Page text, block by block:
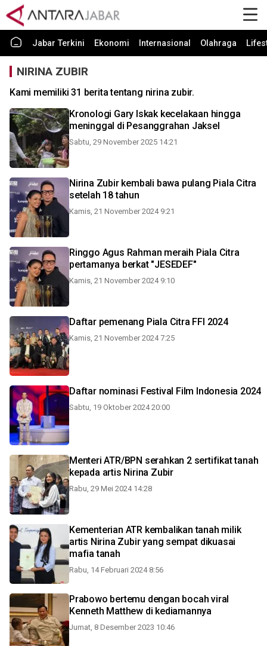
Jabar Terkini Ekonomi Internasional Olahraga
NIRINA ZUBIR
Kami memiliki 31 berita tentang nirina zubir.
Kronologi Gary Iskak kecelakaan hingga
meninggal di Pesanggrahan Jaksel
Sabtu, 29 November 2025 14:21
Nirina Zubir kembali bawa pulang Piala Citra
setelah 18 tahun
Kamis, 21 November 2024 9:21
Ringgo Agus Rahman meraih Piala Citra
pertamanya berkat "JESEDEF"
Kamis, 21 November 2024 9:10
Daftar pemenang Piala Citra FFI 2024
Kamis, 21 November 2024 7:25
Daftar nominasi Festival Film Indonesia 2024
Sabtu, 19 Oktober 2024 20:00
Menteri ATR/BPN serahkan 2 sertifikat tanah
kepada artis Nirina Zubir
Rabu, 29 Mei 2024 14:28
Kementerian ATR kembalikan tanah milik
artis Nirina Zubir yang sempat dikuasai
mafia tanah
Rabu, 14 Februari 2024 8:56
Prabowo bertemu dengan bocah viral
Kenneth Matthew di kediamannya
Jumat, 8 Desember 2023 10:46